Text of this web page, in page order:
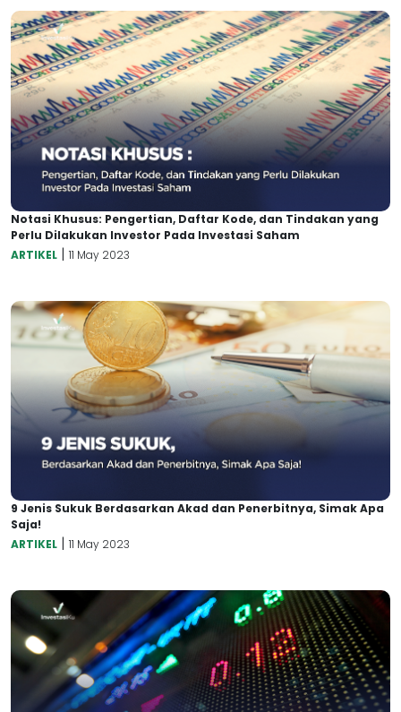
Notasi Khusus: Pengertian, Daftar Kode, dan Tindakan yang
Perlu Dilakukan Investor Pada Investasi Saham
ARTIKEL | 11 May 2023
9 Jenis Sukuk Berdasarkan Akad dan Penerbitnya, Simak Apa
Saja!
ARTIKEL | 11 May 2023